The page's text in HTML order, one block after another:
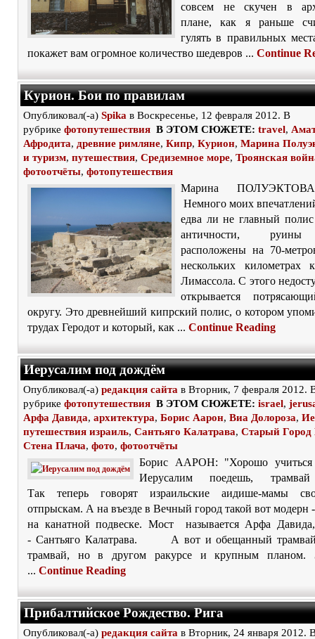
совсем не скучен в
плане, как я раньше
гулять в правильных
покажет вам огромное количество шедевров ... Continue
Курион. Бои по правилам
Опубликовал(-а) Spika в Воскресенье, 12 февраля 2012. В
рубрике фотопутешествия В ЭТОМ СЮЖЕТЕ: travel,
Афродита, древние римляне, Кипр, Курион, Марина
и туризм, путешествия, Средиземное море, Троянская
фотоотчёты, фотопутешествия
Марина
Немного моих
едва ли не главный
античности, руины
расположены на 70-
нескольких километрах
Лимассола. С этого
открывается
округу. Это древнейший кипрский полис, о котором
трудах Геродот и который, как ... Continue Reading
Иерусалим под дождём
Опубликовал(-а) редакция сайта в Вторник, 7 февраля 2012.
рубрике фотопутешествия В ЭТОМ СЮЖЕТЕ: israel,
Арфа Давида, архитектура, Борис Аарон, Виа Долороза,
путешествия израиль, Сантьяго Калатрава, Старый Город
Стена Плача, фото, фотоотчёты
Борис ААРОН: "Хорошо
Иерусалим поедешь,
Так теперь говорят израильские аидише-мамы
отпрыскам. А на въезде в Вечный город такой вот модерн
на канатной подвеске. Мост называется Арфа Давида,
- Сантьяго Калатрава. А вот и обещанный
трамвай, но в другом ракурсе и крупным планом.
... Continue Reading
Прибалтийское Рождество. Рига
Опубликовал(-а) редакция сайта в Вторник, 24 января 2012.